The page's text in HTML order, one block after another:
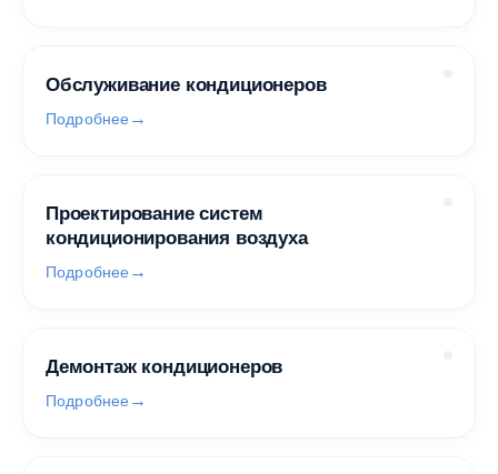
Обслуживание кондиционеров
Подробнее
Проектирование систем
кондиционирования воздуха
Подробнее
Демонтаж кондиционеров
Подробнее